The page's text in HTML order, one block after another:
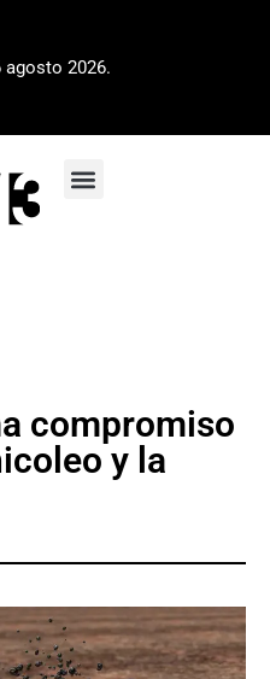
agosto 2026.
compromiso
y la